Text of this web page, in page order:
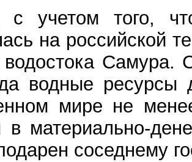
с учетом того,
на российской
Самура.
водные
мире не
в материально-
соседнему